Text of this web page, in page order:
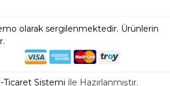
olarak sergilenmektedir. Ürünlerin
Ticaret Sistemi İle Hazırlanmıştır.